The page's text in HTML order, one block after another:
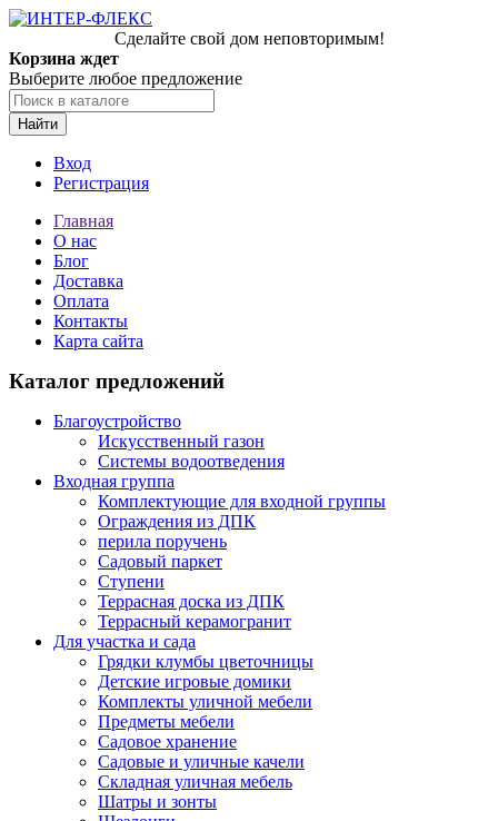
Сделайте свой дом неповторимым!
Корзина ждет
Выберите любое предложение
Найти
Вход
Регистрация
Главная
О нас
Блог
Доставка
Оплата
Контакты
Карта сайта
Каталог предложений
Благоустройство
Искусственный газон
Системы водоотведения
Входная группа
Комплектующие для входной группы
Ограждения из ДПК
перила поручень
Садовый паркет
Ступени
Террасная доска из ДПК
Террасный керамогранит
Для участка и сада
Грядки клумбы цветочницы
Детские игровые домики
Комплекты уличной мебели
Предметы мебели
Садовое хранение
Садовые и уличные качели
Складная уличная мебель
Шатры и зонты